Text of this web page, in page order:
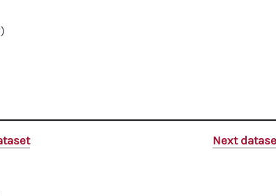
Next